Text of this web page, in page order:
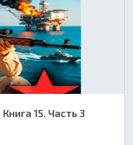
15. Часть 3